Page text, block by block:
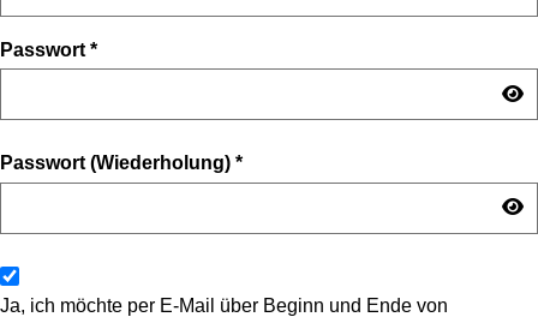
Passwort *
Passwort (Wiederholung) *
Ja, ich möchte per E-Mail über Beginn und Ende von